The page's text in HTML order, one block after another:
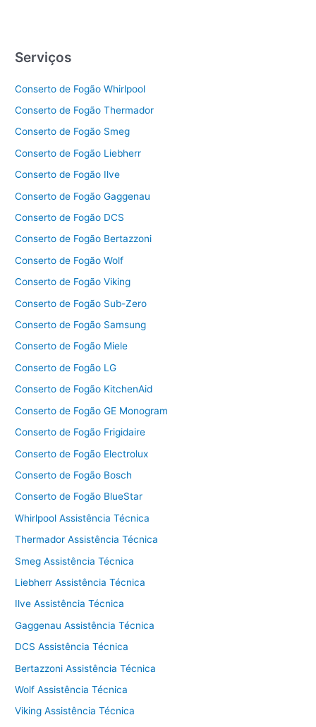
Serviços
Conserto de Fogão Whirlpool
Conserto de Fogão Thermador
Conserto de Fogão Smeg
Conserto de Fogão Liebherr
Conserto de Fogão Ilve
Conserto de Fogão Gaggenau
Conserto de Fogão DCS
Conserto de Fogão Bertazzoni
Conserto de Fogão Wolf
Conserto de Fogão Viking
Conserto de Fogão Sub-Zero
Conserto de Fogão Samsung
Conserto de Fogão Miele
Conserto de Fogão LG
Conserto de Fogão KitchenAid
Conserto de Fogão GE Monogram
Conserto de Fogão Frigidaire
Conserto de Fogão Electrolux
Conserto de Fogão Bosch
Conserto de Fogão BlueStar
Whirlpool Assistência Técnica
Thermador Assistência Técnica
Smeg Assistência Técnica
Liebherr Assistência Técnica
Ilve Assistência Técnica
Gaggenau Assistência Técnica
DCS Assistência Técnica
Bertazzoni Assistência Técnica
Wolf Assistência Técnica
Viking Assistência Técnica